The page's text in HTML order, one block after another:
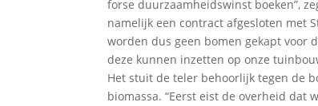
forse duurzaamheidswinst boeken”,
namelijk een contract afgesloten met
worden dus geen bomen gekapt voor
deze kunnen inzetten op onze
Het stuit de teler behoorlijk tegen de
biomassa. “Eerst eist de overheid dat